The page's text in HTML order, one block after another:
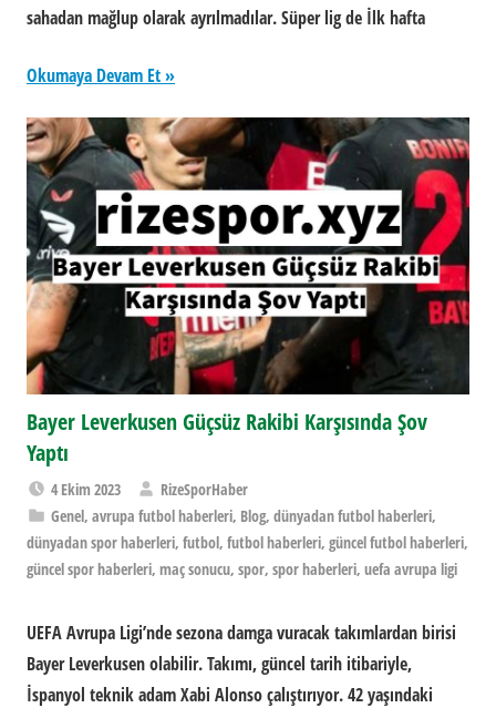
sahadan mağlup olarak ayrılmadılar. Süper lig de İlk hafta
Okumaya Devam Et
Bayer Leverkusen Güçsüz Rakibi Karşısında Şov
Yaptı
4 Ekim 2023
RizeSporHaber
Genel,avrupa futbol haberleri, Blog,dünyadan futbol haberleri,
dünyadan spor haberleri, futbol, futbol haberleri, güncel futbol haberleri,
güncel spor haberleri, maç sonucu, spor, spor haberleri, uefa avrupa ligi
UEFA Avrupa Ligi’nde sezona damga vuracak takımlardan birisi
Bayer Leverkusen olabilir. Takımı, güncel tarih itibariyle,
İspanyol teknik adam Xabi Alonso çalıştırıyor. 42 yaşındaki